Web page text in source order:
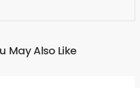
May Also Like